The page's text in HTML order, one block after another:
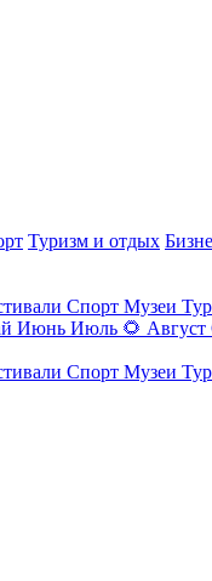
Туризм и отдых
Спорт Музеи
Июнь Июль 🌻 Август
Спорт Музеи